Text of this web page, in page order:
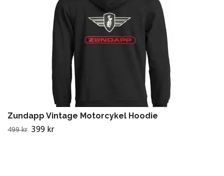
Zundapp Vintage Motorcykel Hoodie
499 kr 399 kr